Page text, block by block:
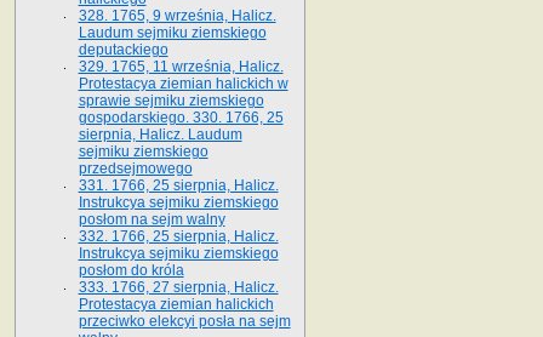
328. 1765, 9 września, Halicz.
Laudum sejmiku ziemskiego
deputackiego
329. 1765, 11 września, Halicz.
Protestacya ziemian halickich w
sprawie sejmiku ziemskiego
gospodarskiego. 330. 1766, 25
sierpnia, Halicz. Laudum
sejmiku ziemskiego
przedsejmowego
331. 1766, 25 sierpnia, Halicz.
Instrukcya sejmiku ziemskiego
posłom na sejm walny
332. 1766, 25 sierpnia, Halicz.
Instrukcya sejmiku ziemskiego
posłom do króla
333. 1766, 27 sierpnia, Halicz.
Protestacya ziemian halickich
przeciwko elekcyi posła na sejm